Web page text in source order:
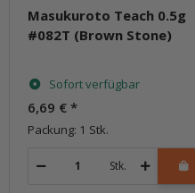
Masukuroto Teach 0.5g
#082T (Brown Stone)
Sofort verfügbar
6,69 € *
Packung: 1 Stk.
Stk.